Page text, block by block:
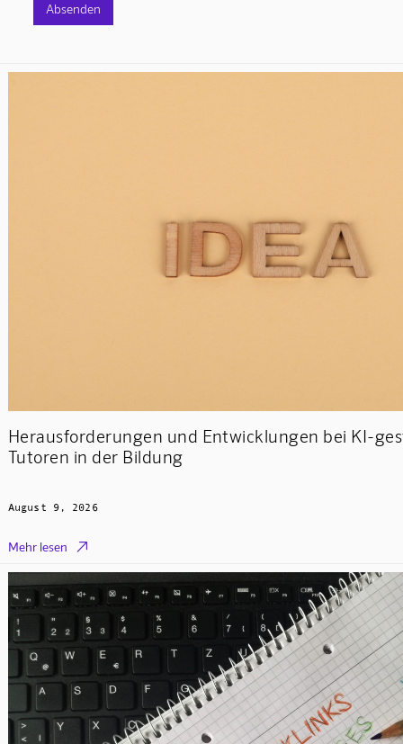
Herausforderungen und Entwicklungen bei KI-
Tutoren in der Bildung
August 9, 2026
Mehr lesen 